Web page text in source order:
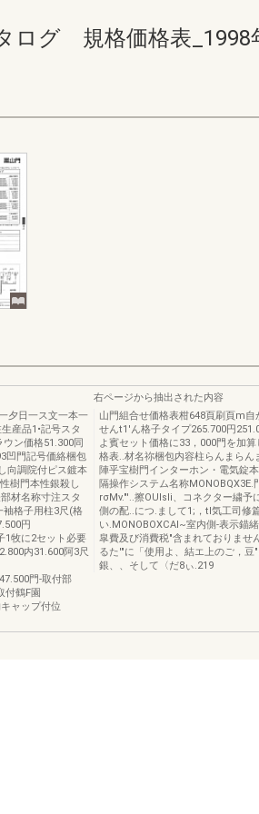
ログ 規格価格表_1998
夕日一ス文一本一
産品1•記号スタ
ン価格51.300同
凹門記号価絡梱包
向調院付ピス鍍本
樹門本性銀殺し
材名称寸注スタ
袖格子用柱3尺(格
円
1牧に2セット必要
内31.600阿3尺
門-取付部
付鶴F園
ャップ付位
右ページから抽出された内容
山門組合せ価格表柑648頁刷頁m自
せんt1'ん格子タイプ265.700円
よ賓セット価格に33，000門を加
格表..材名祢梱包内容柱らんまらん
陣乎宝樹門インターホン・電気錠
隔操作システム名称
rσMν."'..擦OUlsli、コネクター繍予
側の配..につ.まして1;，tI気工司修
い.MONOBOXCAI~室内側-表示錨
皐費及び消費税"含まれておりませ
るた'"に「使用よ、結エ上のご，
銀、、そして〈だ8ぃ.219